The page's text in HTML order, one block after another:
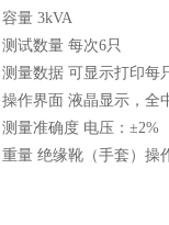
容量 3kVA
测试数量 每次6只
测量数据 可显示打印每
操作界面 液晶显示，全
测量准确度 电压：±2%
重量 绝缘靴（手套）操